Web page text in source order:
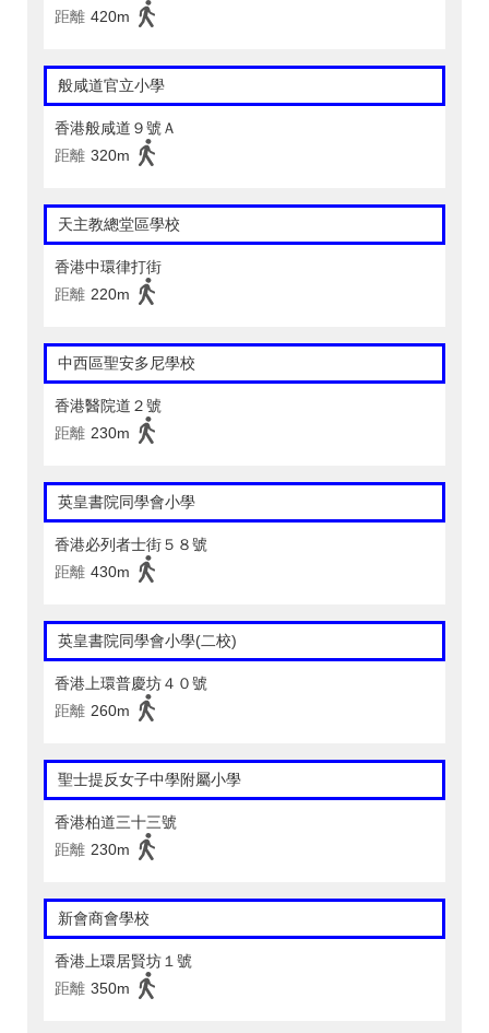
距離 420m
般咸道官立小學
香港般咸道９號Ａ
距離 320m
天主教總堂區學校
香港中環律打街
距離 220m
中西區聖安多尼學校
香港醫院道２號
距離 230m
英皇書院同學會小學
香港必列者士街５８號
距離 430m
英皇書院同學會小學(二校)
香港上環普慶坊４０號
距離 260m
聖士提反女子中學附屬小學
香港柏道三十三號
距離 230m
新會商會學校
香港上環居賢坊１號
距離 350m